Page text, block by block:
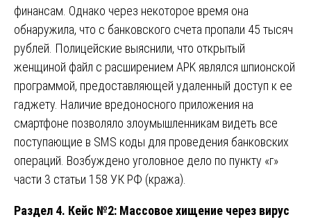
финансам. Однако через некоторое время она
обнаружила, что с банковского счета пропали 45 тысяч
рублей. Полицейские выяснили, что открытый
женщиной файл с расширением APK являлся шпионской
программой, предоставляющей удаленный доступ к ее
гаджету. Наличие вредоносного приложения на
смартфоне позволяло злоумышленникам видеть все
поступающие в SMS коды для проведения банковских
операций. Возбуждено уголовное дело по пункту «г»
части 3 статьи 158 УК РФ (кража).
Раздел 4. Кейс №2: Массовое хищение через вирус